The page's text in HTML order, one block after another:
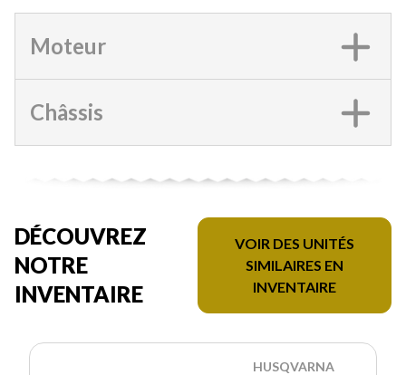
Moteur
Châssis
DÉCOUVREZ
NOTRE
INVENTAIRE
VOIR DES UNITÉS
SIMILAIRES EN
INVENTAIRE
HUSQVARNA